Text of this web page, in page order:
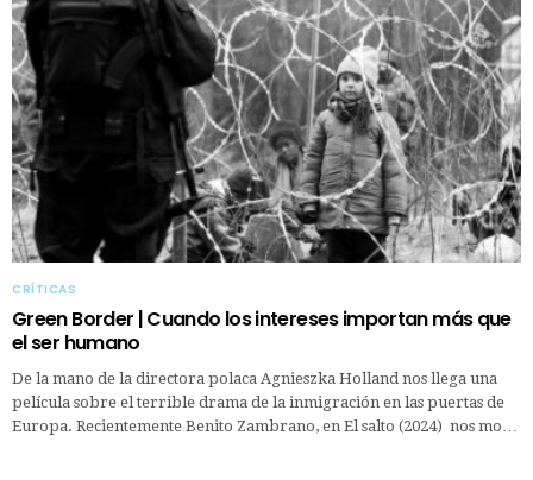
CRÍTICAS
Green Border | Cuando los intereses importan más que
el ser humano
De la mano de la directora polaca Agnieszka Holland nos llega una
película sobre el terrible drama de la inmigración en las puertas de
Europa. Recientemente Benito Zambrano, en El salto (2024) nos mo…